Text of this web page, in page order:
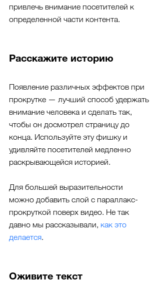
привлечь внимание посетителей к
определенной части контента.
Расскажите историю
Появление различных эффектов при
прокрутке — лучший способ удержать
внимание человека и сделать так,
чтобы он досмотрел страницу до
конца. Используйте эту фишку и
удивляйте посетителей медленно
раскрывающейся историей.
Для большей выразительности
можно добавить слой с параллакс-
прокруткой поверх видео. Не так
давно мы рассказывали, как это
делается.
Оживите текст